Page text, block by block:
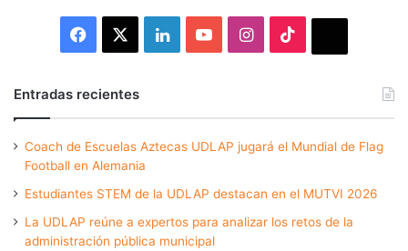
Facebook LinkedInYouTubeInstagram
Entradas recientes
Coach de Escuelas Aztecas UDLAP jugará el Mundial de Flag
Football en Alemania
Estudiantes STEM de la UDLAP destacan en el MUTVI 2026
La UDLAP reúne a expertos para analizar los retos de la
administración pública municipal